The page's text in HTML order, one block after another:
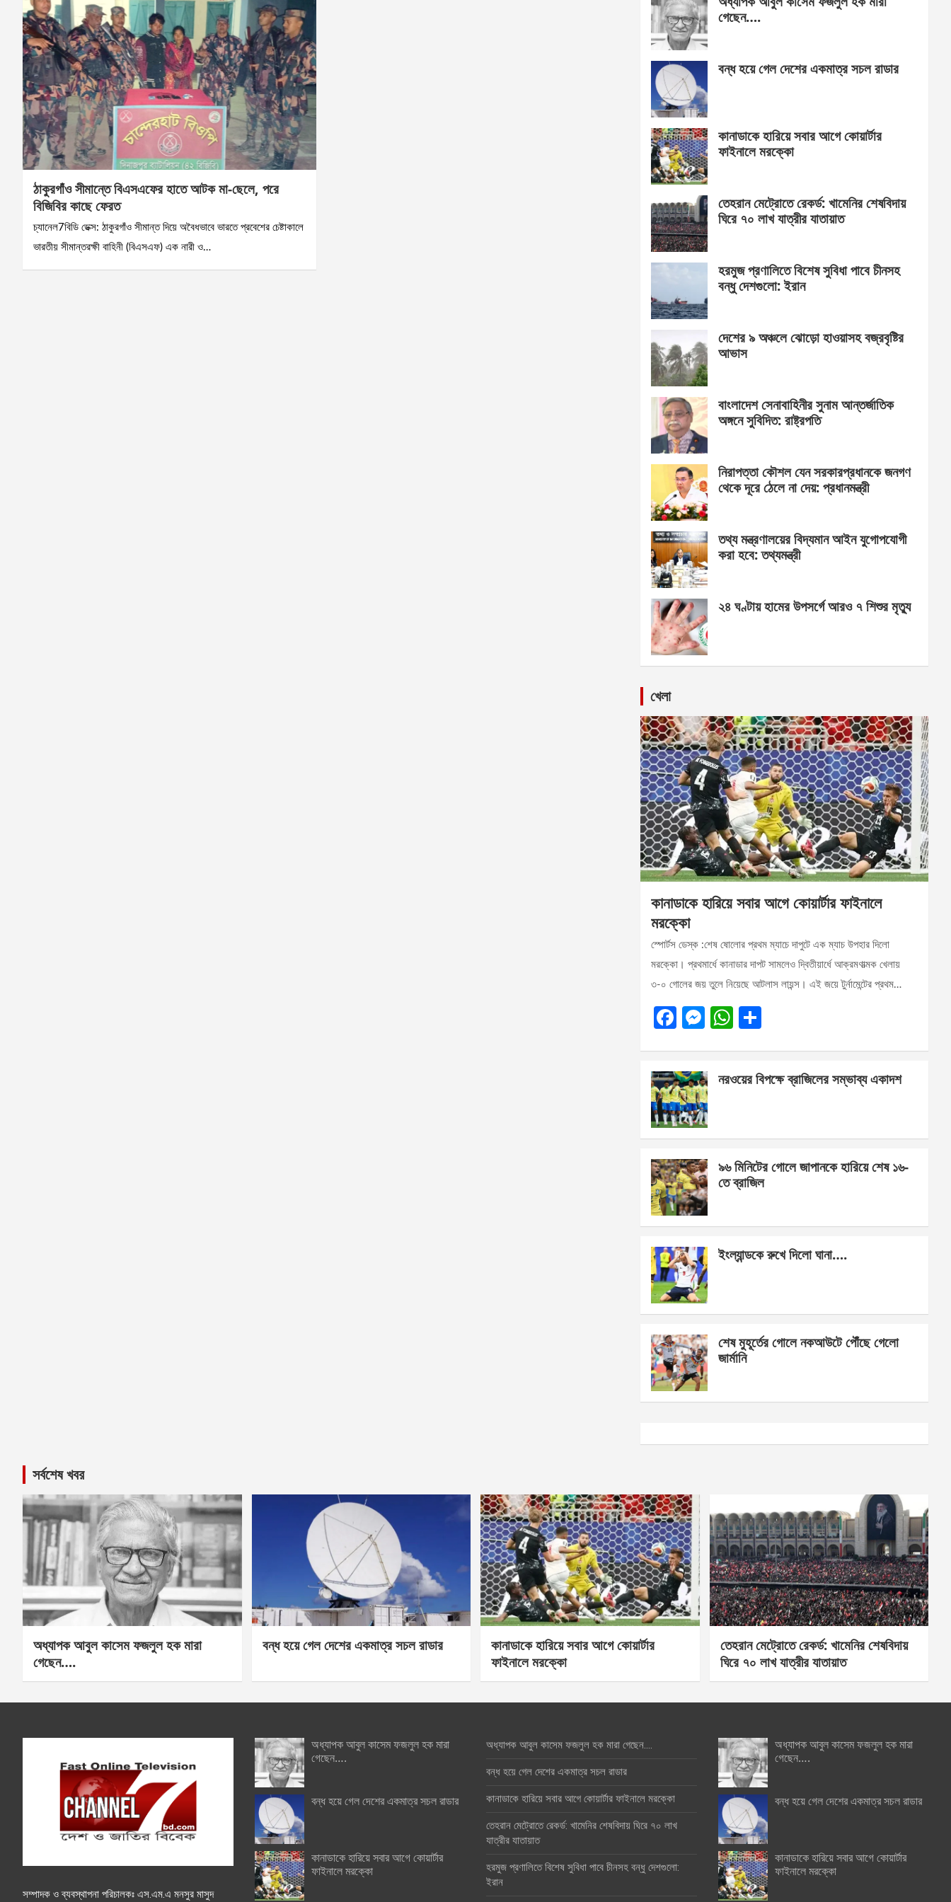
ঠাকুরগাঁও সীমান্তে বিএসএফের হাতে আটক মা-ছেলে, পরে
বিজিবির কাছে ফেরত
চ্যানেল7বিডি ডেক্স: ঠাকুরগাঁও সীমান্ত দিয়ে অবৈধভাবে ভারতে প্রবেশের চেষ্টাকালে
ভারতীয় সীমান্তরক্ষী বাহিনী (বিএসএফ) এক নারী ও…
গেছেন….
বন্ধ হয়ে গেল দেশের একমাত্র সচল রাডার
কানাডাকে হারিয়ে সবার আগে কোয়ার্টার
ফাইনালে মরক্কো
তেহরান মেট্রোতে রেকর্ড: খামেনির শেষবিদায়
ঘিরে ৭০ লাখ যাত্রীর যাতায়াত
হরমুজ প্রণালিতে বিশেষ সুবিধা পাবে চীনসহ
বন্ধু দেশগুলো: ইরান
দেশের ৯ অঞ্চলে ঝোড়ো হাওয়াসহ বজ্রবৃষ্টির
আভাস
বাংলাদেশ সেনাবাহিনীর সুনাম আন্তর্জাতিক
অঙ্গনে সুবিদিত: রাষ্ট্রপতি
নিরাপত্তা কৌশল যেন সরকারপ্রধানকে জনগণ
থেকে দূরে ঠেলে না দেয়: প্রধানমন্ত্রী
তথ্য মন্ত্রণালয়ের বিদ্যমান আইন যুগোপযোগী
করা হবে: তথ্যমন্ত্রী
২৪ ঘণ্টায় হামের উপসর্গে আরও ৭ শিশুর মৃত্যু
খেলা
কানাডাকে হারিয়ে সবার আগে কোয়ার্টার ফাইনালে
মরক্কো
স্পোর্টস ডেস্ক :শেষ ষোলোর প্রথম ম্যাচে দাপুটে এক ম্যাচ উপহার দিলো
মরক্কো। প্রথমার্ধে কানাডার দাপট সামলেও দ্বিতীয়ার্ধে আক্রমণাত্মক খেলায়
৩-০ গোলের জয় তুলে নিয়েছে আটলাস লায়ন্স। এই জয়ে টুর্নামেন্টের প্রথম…
F
b
o
o
k
M
n
g
er
W
s
p
e
নরওয়ের বিপক্ষে ব্রাজিলের সম্ভাব্য একাদশ
৯৬ মিনিটের গোলে জাপানকে হারিয়ে শেষ ১৬-
তে ব্রাজিল
ইংল্যান্ডকে রুখে দিলো ঘানা….
শেষ মুহূর্তের গোলে নকআউটে পৌঁছে গেলো
জার্মানি
সর্বশেষ খবর
অধ্যাপক আবুল কাসেম ফজলুল হক মারা
গেছেন….
বন্ধ হয়ে গেল দেশের একমাত্র সচল রাডার
কানাডাকে হারিয়ে সবার আগে কোয়ার্টার
ফাইনালে মরক্কো
তেহরান মেট্রোতে রেকর্ড: খামেনির শেষবিদায়
ঘিরে ৭০ লাখ যাত্রীর যাতায়াত
সম্পাদক ও ব্যবস্থাপনা পরিচালকঃ এস.এম.এ মনসুর মাসুদ
অধ্যাপক আবুল কাসেম ফজলুল হক মারা
গেছেন….
বন্ধ হয়ে গেল দেশের একমাত্র সচল রাডার
কানাডাকে হারিয়ে সবার আগে কোয়ার্টার
ফাইনালে মরক্কো
অধ্যাপক আবুল কাসেম ফজলুল হক মারা গেছেন….
বন্ধ হয়ে গেল দেশের একমাত্র সচল রাডার
কানাডাকে হারিয়ে সবার আগে কোয়ার্টার ফাইনালে মরক্কো
তেহরান মেট্রোতে রেকর্ড: খামেনির শেষবিদায় ঘিরে ৭০ লাখ
যাত্রীর যাতায়াত
হরমুজ প্রণালিতে বিশেষ সুবিধা পাবে চীনসহ বন্ধু দেশগুলো:
ইরান
অধ্যাপক আবুল কাসেম ফজলুল হক মারা
গেছেন….
বন্ধ হয়ে গেল দেশের একমাত্র সচল রাডার
কানাডাকে হারিয়ে সবার আগে কোয়ার্টার
ফাইনালে মরক্কো